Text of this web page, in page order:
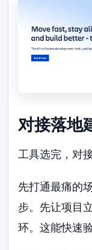
对接落地
工具选完，对
先打通最痛的
步。先让项目
环。这能快速